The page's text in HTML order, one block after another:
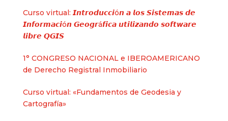
Curso virtual: 𝙄𝙣𝙩𝙧𝙤𝙙𝙪𝙘𝙘𝙞ó𝙣 𝙖 𝙡𝙤𝙨 𝙎𝙞𝙨𝙩𝙚𝙢𝙖𝙨 𝙙𝙚
𝙄𝙣𝙛𝙤𝙧𝙢𝙖𝙘𝙞ó𝙣 𝙂𝙚𝙤𝙜𝙧á𝙛𝙞𝙘𝙖 𝙪𝙩𝙞𝙡𝙞𝙯𝙖𝙣𝙙𝙤 𝙨𝙤𝙛𝙩𝙬𝙖𝙧𝙚
𝙡𝙞𝙗𝙧𝙚 𝙌𝙂𝙄𝙎
1° CONGRESO NACIONAL e IBEROAMERICANO
de Derecho Registral Inmobiliario
Curso virtual: «Fundamentos de Geodesia y
Cartografía»